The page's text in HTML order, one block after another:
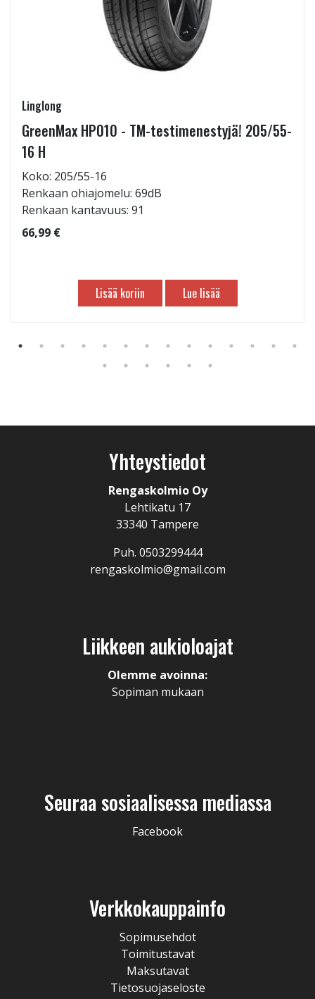
Linglong
GreenMax HP010 - TM-testimenestyjä! 205/55-
16 H
Koko: 205/55-16
Renkaan ohiajomelu: 69dB
Renkaan kantavuus: 91
66,99 €
Lisää koriin Lue lisää
Yhteystiedot
Rengaskolmio Oy
Lehtikatu 17
33340 Tampere
Puh. 0503299444
rengaskolmio@gmail.com
Liikkeen aukioloajat
Olemme avoinna:
Sopiman mukaan
Seuraa sosiaalisessa mediassa
Facebook
Verkkokauppainfo
Sopimusehdot
Toimitustavat
Maksutavat
Tietosuojaseloste